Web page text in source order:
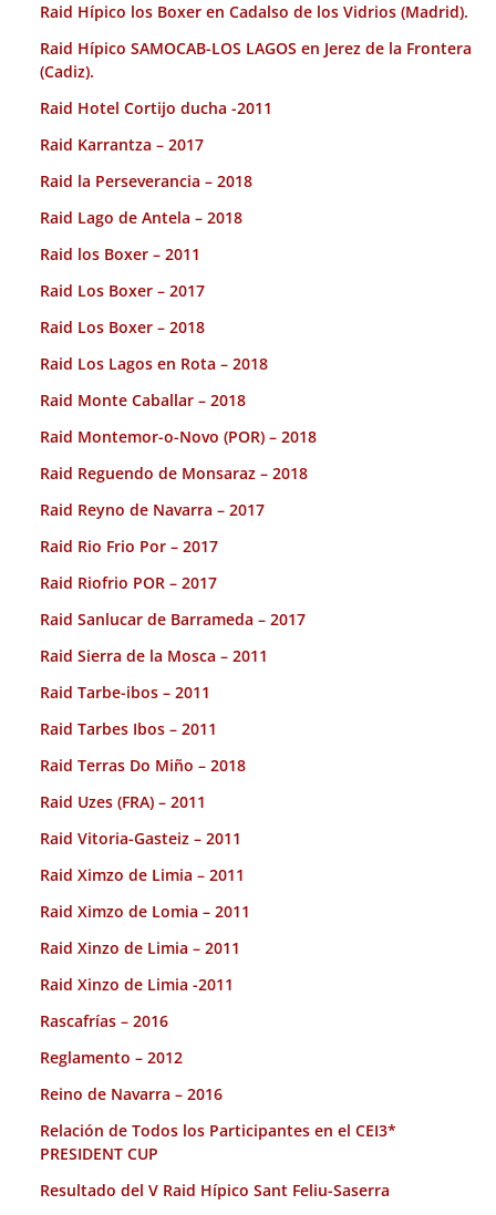
Raid Hípico los Boxer en Cadalso de los Vidrios (Madrid).
Raid Hípico SAMOCAB-LOS LAGOS en Jerez de la Frontera
(Cadiz).
Raid Hotel Cortijo ducha -2011
Raid Karrantza – 2017
Raid la Perseverancia – 2018
Raid Lago de Antela – 2018
Raid los Boxer – 2011
Raid Los Boxer – 2017
Raid Los Boxer – 2018
Raid Los Lagos en Rota – 2018
Raid Monte Caballar – 2018
Raid Montemor-o-Novo (POR) – 2018
Raid Reguendo de Monsaraz – 2018
Raid Reyno de Navarra – 2017
Raid Rio Frio Por – 2017
Raid Riofrio POR – 2017
Raid Sanlucar de Barrameda – 2017
Raid Sierra de la Mosca – 2011
Raid Tarbe-ibos – 2011
Raid Tarbes Ibos – 2011
Raid Terras Do Miño – 2018
Raid Uzes (FRA) – 2011
Raid Vitoria-Gasteiz – 2011
Raid Ximzo de Limia – 2011
Raid Ximzo de Lomia – 2011
Raid Xinzo de Limia – 2011
Raid Xinzo de Limia -2011
Rascafrías – 2016
Reglamento – 2012
Reino de Navarra – 2016
Relación de Todos los Participantes en el CEI3*
PRESIDENT CUP
Resultado del V Raid Hípico Sant Feliu-Saserra